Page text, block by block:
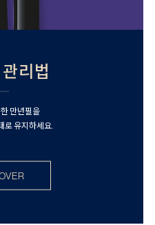
관리법
만년필을
로 유지하세요.